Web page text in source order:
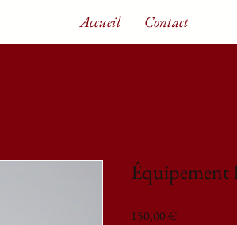
Accueil Contact
Équipement
150,00 €Prix